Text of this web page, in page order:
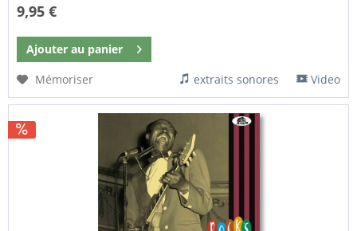
9,95 €
Ajouter au panier
Mémoriser
extraits sonores Video